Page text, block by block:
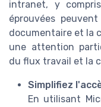
intranet, y
éprouvées
documentaire et la
une attention
du flux travail et la
Simplifiez
En utilisant